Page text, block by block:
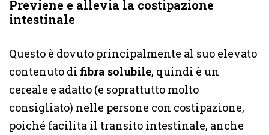
Previene e allevia la costipazione
intestinale
Questo è dovuto principalmente al suo elevato
contenuto di fibra solubile, quindi è un
cereale e adatto (e soprattutto molto
consigliato) nelle persone con costipazione,
poiché facilita il transito intestinale, anche